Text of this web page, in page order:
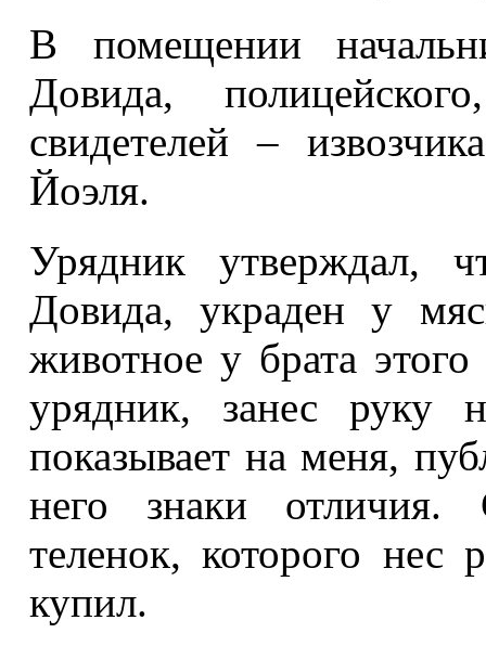
В помещении
Довида,
свидетелей –
Йоэля.
Урядник утверждал,
Довида, украден у
животное у брата
урядник, занес
показывает на меня,
него знаки отличия.
теленок, которого
купил.